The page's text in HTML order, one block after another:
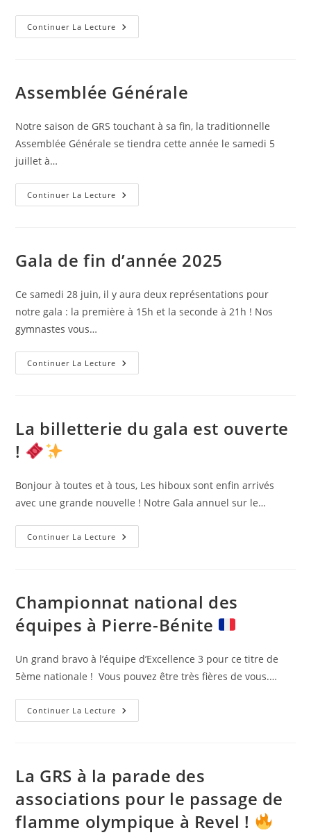
Bastide
St
Pierre
Continuer La Lecture Film
Gala
Assemblée Générale
Notre saison de GRS touchant à sa fin, la traditionnelle
Assemblée Générale se tiendra cette année le samedi 5
juillet à…
Continuer La Lecture Assemblée
Générale
Gala de fin d’année 2025
Ce samedi 28 juin, il y aura deux représentations pour
notre gala : la première à 15h et la seconde à 21h ! Nos
gymnastes vous…
Continuer La Lecture Gala
De
La billetterie du gala est ouverte
!
Bonjour à toutes et à tous, Les hiboux sont enfin arrivés
avec une grande nouvelle ! Notre Gala annuel sur le…
Continuer La Lecture La
Billetterie
Championnat national des
équipes à Pierre-Bénite
Un grand bravo à l’équipe d’Excellence 3 pour ce titre de
5ème nationale ! Vous pouvez être très fières de vous.…
Continuer La Lecture Championnat
National
La GRS à la parade des
associations pour le passage de
flamme olympique à Revel !